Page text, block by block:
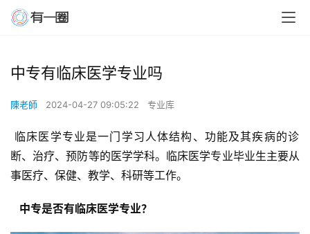
中专有临床医学专业吗
陳老師 2024-04-27 09:05:22 专业库
断、治疗、预防等的医学学科。临床医学专业毕业生主要从
事医疗、保健、教学、科研等工作。
  中专是否有临床医学专业？